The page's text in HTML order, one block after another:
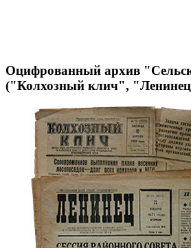
Оцифрованный архив
("Колхозный клич",